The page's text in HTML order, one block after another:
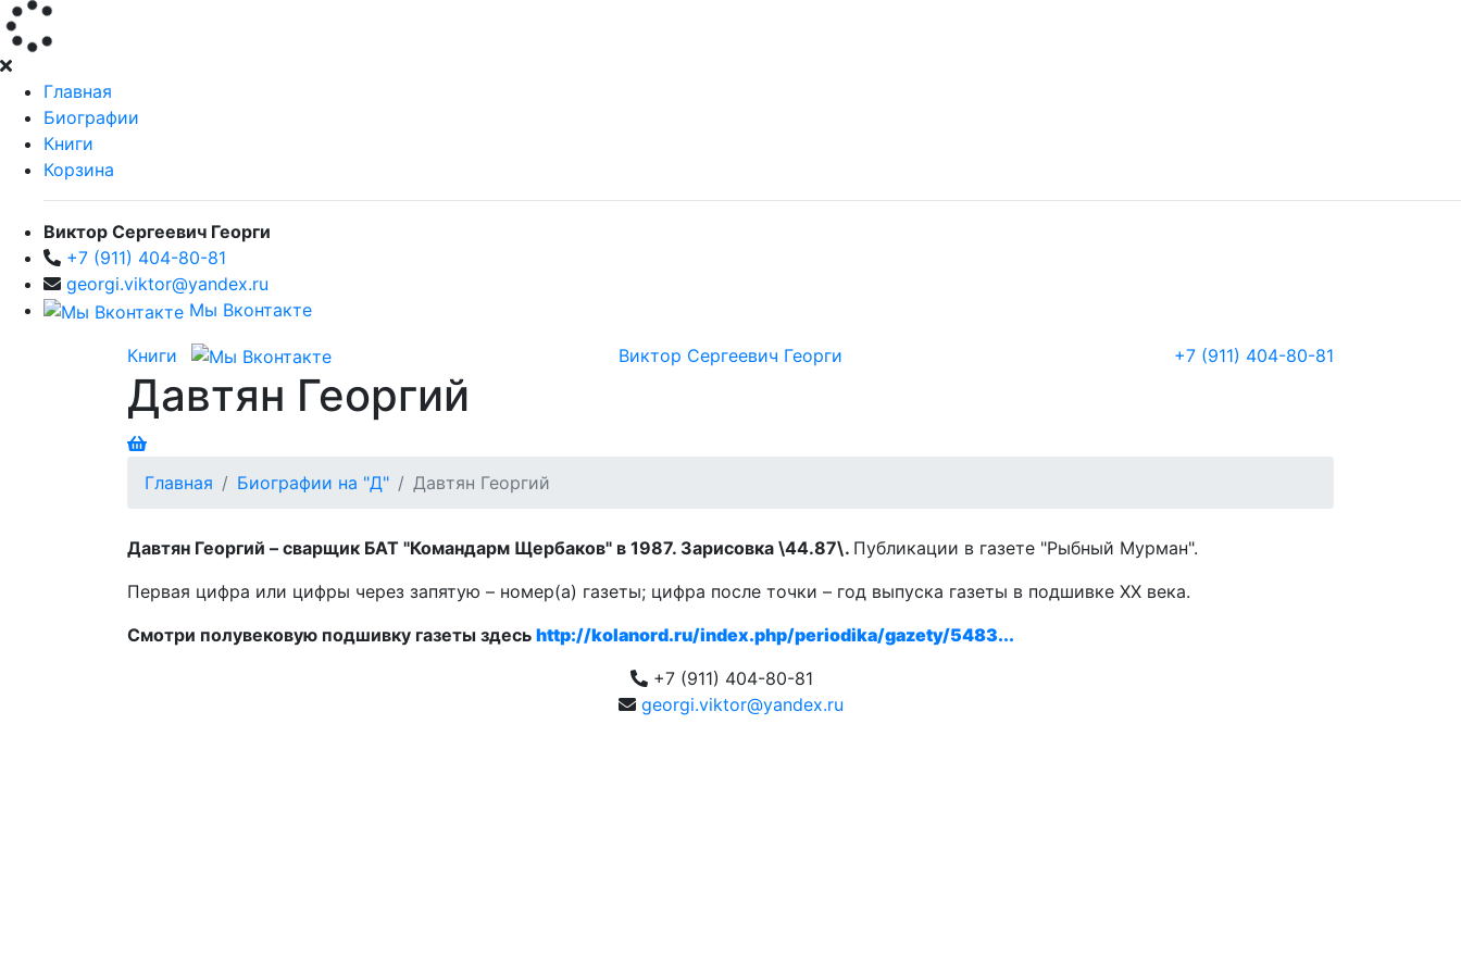
Главная
Биографии
Книги
Корзина
Виктор Сергеевич Георги
+7 (911) 404-80-81
georgi.viktor@yandex.ru
Мы Вконтакте
Книги Виктор Сергеевич Георги +7 (911) 404-80-81
Давтян Георгий
Главная Биографии на "Д" Давтян Георгий
Давтян Георгий – сварщик БАТ "Командарм Щербаков" в 1987. Зарисовка \44.87\. Публикации в газете "Рыбный Мурман".
Первая цифра или цифры через запятую – номер(а) газеты; цифра после точки – год выпуска газеты в подшивке ХХ века.
Смотри полувековую подшивку газеты здесь http://kolanord.ru/index.php/periodika/gazety/5483...
+7 (911) 404-80-81
georgi.viktor@yandex.ru